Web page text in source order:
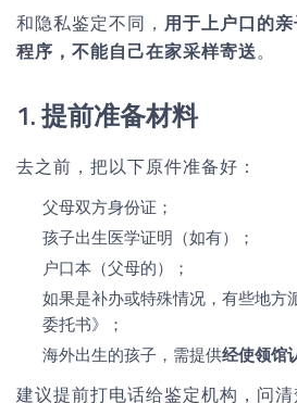
和隐私鉴定不同， 用于上户口的
程序，不能自己在家采样寄送。
1. 提前准备材料
去之前，把以下原件准备好：
父母双方身份证；
孩子出生医学证明（如有）；
户口本（父母的）；
如果是补办或特殊情况，有些地方
委托书》；
海外出生的孩子，需提供经使领馆
建议提前打电话给鉴定机构，问